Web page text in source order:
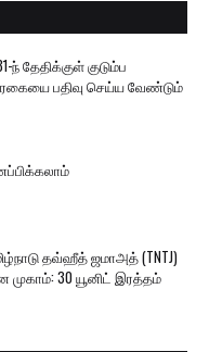
தேதிக்குள் குடும்ப
பதிவு செய்ய வேண்டும்
தவ்ஹீத் ஜமாஅத் (TNTJ)
முகாம்: 30 யூனிட் இரத்தம்